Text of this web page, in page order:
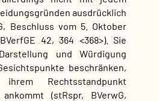
ausdrücklich
Beschluss vom 5. Oktober
42, 364 <368>). Sie
und Würdigung
beschränken,
Rechtsstandpunkt
(stRspr, BVerwG,